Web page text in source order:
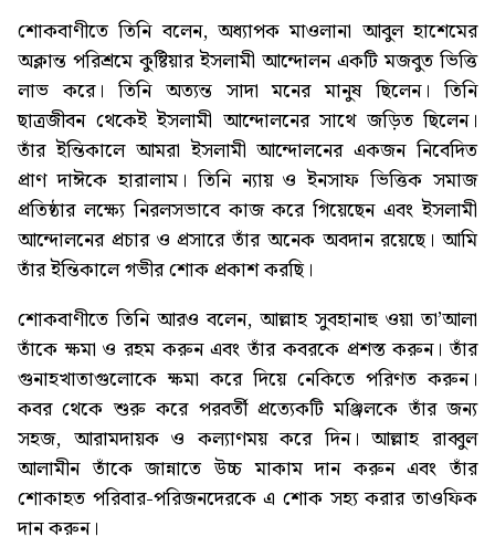
শোকবাণীতে তিনি বলেন, অধ্যাপক মাওলানা আবুল হাশেমের
অক্লান্ত পরিশ্রমে কুষ্টিয়ার ইসলামী আন্দোলন একটি মজবুত ভিত্তি
লাভ করে। তিনি অত্যন্ত সাদা মনের মানুষ ছিলেন। তিনি
ছাত্রজীবন থেকেই ইসলামী আন্দোলনের সাথে জড়িত ছিলেন।
তাঁর ইন্তিকালে আমরা ইসলামী আন্দোলনের একজন নিবেদিত
প্রাণ দাঈকে হারালাম। তিনি ন্যায় ও ইনসাফ ভিত্তিক সমাজ
প্রতিষ্ঠার লক্ষ্যে নিরলসভাবে কাজ করে গিয়েছেন এবং ইসলামী
আন্দোলনের প্রচার ও প্রসারে তাঁর অনেক অবদান রয়েছে। আমি
তাঁর ইন্তিকালে গভীর শোক প্রকাশ করছি।
শোকবাণীতে তিনি আরও বলেন, আল্লাহ সুবহানাহু ওয়া তা’আলা
তাঁকে ক্ষমা ও রহম করুন এবং তাঁর কবরকে প্রশস্ত করুন। তাঁর
গুনাহখাতাগুলোকে ক্ষমা করে দিয়ে নেকিতে পরিণত করুন।
কবর থেকে শুরু করে পরবর্তী প্রত্যেকটি মঞ্জিলকে তাঁর জন্য
সহজ, আরামদায়ক ও কল্যাণময় করে দিন। আল্লাহ রাব্বুল
আলামীন তাঁকে জান্নাতে উচ্চ মাকাম দান করুন এবং তাঁর
শোকাহত পরিবার-পরিজনদেরকে এ শোক সহ্য করার তাওফিক
দান করুন।